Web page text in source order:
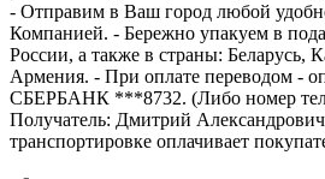
- Отправим в Ваш город любой
Компанией. - Бережно упакуем в
России, а также в страны: Беларусь,
Армения. - При оплате переводом -
СБЕРБАНК ***8732. (Либо номер
Получатель: Дмитрий
транспортировке оплачивает